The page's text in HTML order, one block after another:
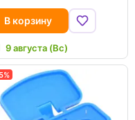
В корзину
9 августа (Вс)